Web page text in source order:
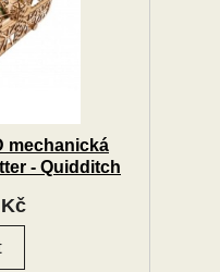
mechanická
- Quidditch
Kč